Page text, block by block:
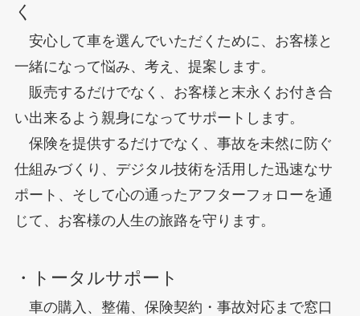
く
安心して車を選んでいただくために、お客様と
一緒になって悩み、考え、提案します。
販売するだけでなく、お客様と末永くお付き合
い出来るよう親身になってサポートします。
保険を提供するだけでなく、事故を未然に防ぐ
仕組みづくり、デジタル技術を活用した迅速なサ
ポート、そして心の通ったアフターフォローを通
じて、お客様の人生の旅路を守ります。
・トータルサポート
車の購入、整備、保険契約・事故対応まで窓口